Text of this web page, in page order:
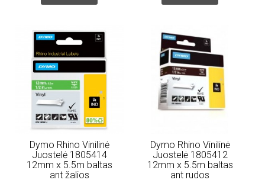
Dymo Rhino Vinilinė
Juostelė 1805414
12mm x 5.5m baltas
ant žalios
Dymo Rhino Vinilinė
Juostelė 1805412
12mm x 5.5m baltas
ant rudos